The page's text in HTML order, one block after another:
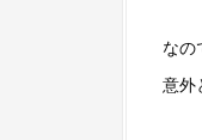
なの
意外